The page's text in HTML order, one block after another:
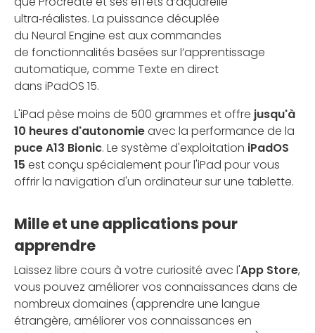
ultra‑réalistes. La puissance décuplée
du Neural Engine est aux commandes
de fonctionnalités basées sur l’apprentissage
automatique, comme Texte en direct
dans iPadOS 15.
L'iPad pèse moins de 500 grammes et offre jusqu'à
10 heures d'autonomieavec la performance de la
puce A13 Bionic. Le système d'exploitation iPadOS
15 est conçu spécialement pour l'iPad pour vous
offrir la navigation d'un ordinateur sur une tablette.
Mille et une applications pour
apprendre
Laissez libre cours à votre curiosité avec l'App Store,
vous pouvez améliorer vos connaissances dans de
nombreux domaines (apprendre une langue
étrangère, améliorer vos connaissances en